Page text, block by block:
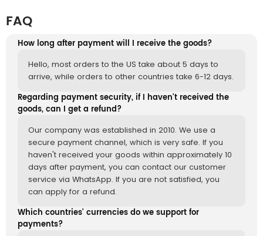
FAQ
How long after payment will I receive the goods?
Hello, most orders to the US take about 5 days to
arrive, while orders to other countries take 6-12 days.
Regarding payment security, if I haven't received the
goods, can I get a refund?
Our company was established in 2010. We use a
secure payment channel, which is very safe. If you
haven't received your goods within approximately 10
days after payment, you can contact our customer
service via WhatsApp. If you are not satisfied, you
can apply for a refund.
Which countries' currencies do we support for
payments?